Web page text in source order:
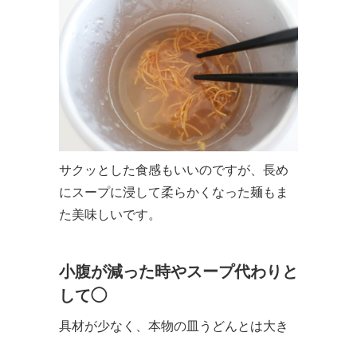
サクッとした食感もいいのですが、長め
にスープに浸して柔らかくなった麺もま
た美味しいです。
小腹が減った時やスープ代わりと
して◯
具材が少なく、本物の皿うどんとは大き